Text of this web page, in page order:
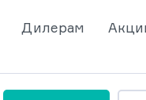
Дилерам